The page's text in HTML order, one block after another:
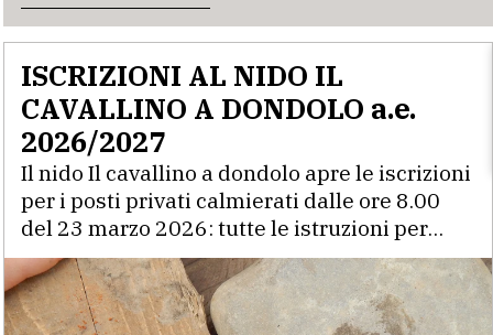
ISCRIZIONI AL NIDO IL
CAVALLINO A DONDOLO a.e.
2026/2027
Il nido Il cavallino a dondolo apre le iscrizioni
per i posti privati calmierati dalle ore 8.00
del 23 marzo 2026: tutte le istruzioni per
l’iscrizione sono contenute nel modulo
presente in calce in questa pagina.